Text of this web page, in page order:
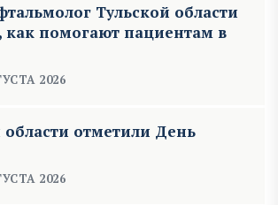
Тульской области
как помогают пациентам в
2026
области отметили День
2026